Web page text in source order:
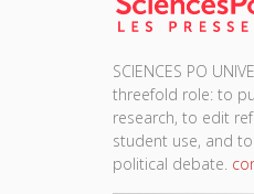
SCIENCES PO
threefold role: to
research, to edit
student use, and
political debate.